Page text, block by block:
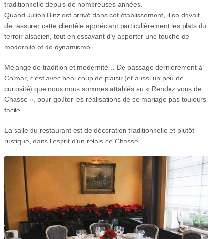
traditionnelle depuis de nombreuses années.
Quand Julien Binz est arrivé dans cet établissement, il se devait
de rassurer cette clientèle appréciant particulièrement les plats du
terroir alsacien, tout en essayant d’y apporter une touche de
modernité et de dynamisme…
Mélange de tradition et modernité… De passage dernièrement à
Colmar, c’est avec beaucoup de plaisir (et aussi un peu de
curiosité) que nous nous sommes attablés au « Rendez vous de
Chasse », pour goûter les réalisations de ce mariage pas toujours
facile.
La salle du restaurant est de décoration traditionnelle et plutôt
rustique, dans l’esprit d’un relais de Chasse: